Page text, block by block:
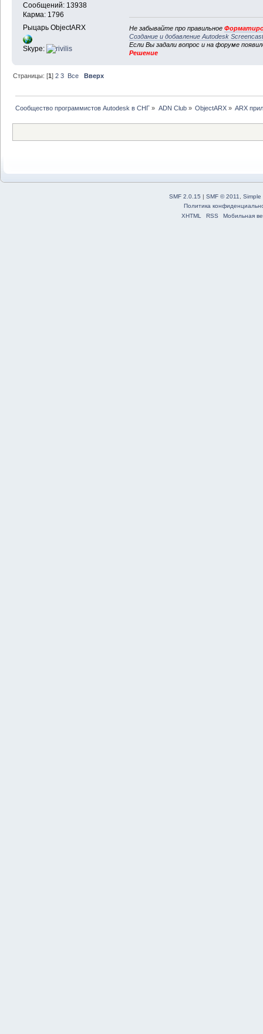
Сообщений: 13938
Карма: 1796
Рыцарь ObjectARX
Skype:
Не забывайте про правильное
Создание и добавление Autodesk
Если Вы задали вопрос и на форуме
Решение
Страницы: [1]2 3 Все Вверх
Сообщество программистов Autodesk в СНГ » ADN Club» ObjectARX» ARX
SMF 2.0.15 | SMF © 2011
Simple
Политика
XHTML
RSS Мобильная